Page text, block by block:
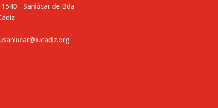
- Sanlúcar de Bda